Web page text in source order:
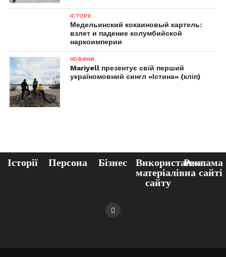
ІСТОРІЇ
Медельинский кокаиновый картель:
взлет и падение колумбийской
наркоимперии
НОВИНИ
Mariyell презентує свій перший
україномовний сингл «Істина» (кліп)
Історії Персона Бізнес
Використання
матеріалів
сайту
Реклама
на сайті